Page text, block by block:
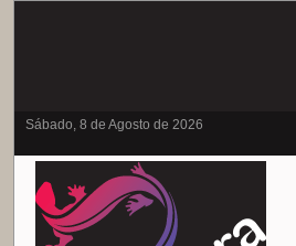
Sábado, 8 de Agosto de 2026